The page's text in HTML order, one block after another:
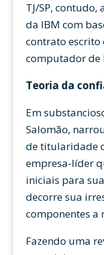
TJ/SP,
da IBM com
contrato escrito
computador de
Teoria da
Em
Salomão,
de titularidade
empresa-líder
iniciais para
decorre sua
componentes a
Fazendo uma